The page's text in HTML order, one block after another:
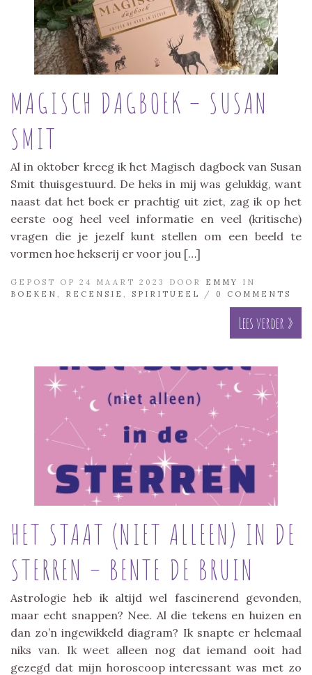
MAGISCH DAGBOEK – SUSAN
SMIT
Al in oktober kreeg ik het Magisch dagboek van Susan
Smit thuisgestuurd. De heks in mij was gelukkig, want
naast dat het boek er prachtig uit ziet, zag ik op het
eerste oog heel veel informatie en veel (kritische)
vragen die je jezelf kunt stellen om een beeld te
vormen hoe hekserij er voor jou […]
GEPOST OP 24 MAART 2023 DOOR EMMY
IN
BOEKEN
RECENSIE SPIRITUEEL / 0 COMMENTS
Lees verder »
HET STAAT (NIET ALLEEN) IN DE
STERREN – BENTE DE BRUIN
Astrologie heb ik altijd wel fascinerend gevonden,
maar echt snappen? Nee. Al die tekens en huizen en
dan zo’n ingewikkeld diagram? Ik snapte er helemaal
niks van. Ik weet alleen nog dat iemand ooit had
gezegd dat mijn horoscoop interessant was met zo